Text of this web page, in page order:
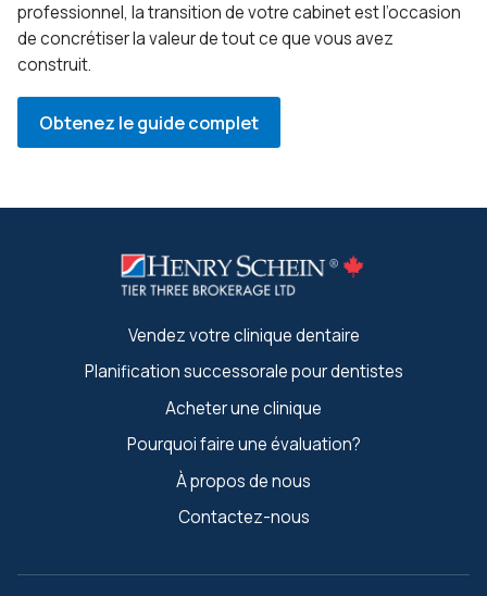
professionnel, la transition de votre cabinet est l’occasion
de concrétiser la valeur de tout ce que vous avez
construit.
Obtenez le guide complet
Vendez votre clinique dentaire
Planification successorale pour dentistes
Acheter une clinique
Pourquoi faire une évaluation?
À propos de nous
Contactez-nous